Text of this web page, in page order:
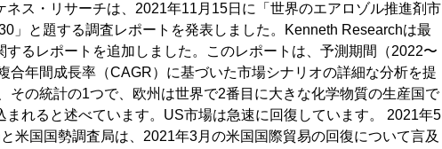
ネス・リサーチは、2021年11月15日に「世界のエアロゾル推進剤市
」と題する調査レポートを発表しました。Kenneth Researchは最
るレポートを追加しました。このレポートは、予測期間（2022〜
合年間成長率（CAGR）に基づいた市場シナリオの詳細な分析を提
その統計の1つで、欧州は世界で2番目に大きな化学物質の生産国で
れると述べています。US市場は急速に回復しています。 2021年5
米国国勢調査局は、2021年3月の米国国際貿易の回復について言及